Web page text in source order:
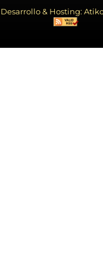
Desarrollo & Hosting: